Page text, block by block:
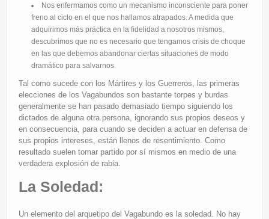
Nos enfermamos como un mecanismo inconsciente para poner
freno al ciclo en el que nos hallamos atrapados. A medida que
adquirimos más práctica en la fidelidad a nosotros mismos,
descubrimos que no es necesario que tengamos crisis de choque
en las que debemos abandonar ciertas situaciones de modo
dramático para salvarnos.
Tal como sucede con los Mártires y los Guerreros, las primeras
elecciones de los Vagabundos son bastante torpes y burdas
generalmente se han pasado demasiado tiempo siguiendo los
dictados de alguna otra persona, ignorando sus propios deseos y
en consecuencia, para cuando se deciden a actuar en defensa de
sus propios intereses, están llenos de resentimiento. Como
resultado suelen tomar partido por sí mismos en medio de una
verdadera explosión de rabia.
La Soledad:
Un elemento del arquetipo del Vagabundo es la soledad. No hay